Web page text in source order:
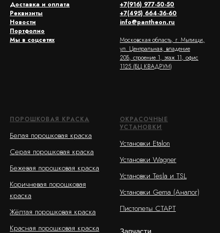
Доставка и оплата
Реквизиты
Новости
Портфолио
Мы в соцсетях
+7(916) 977-50-50
+7(495) 664-36-60
info@pantheon.ru
Московская область, г. Мытищи,
ул. Центральная, владение
20Б, строение 1, этаж 11, офис
1125 (БЦ КВАДРУМ)
ПОРОШКОВАЯ КРАСКА
Белая порошковая краска
Серая порошковая краска
Бежевая порошковая краска
Коричневая порошковая
краска
Жёлтая порошковая краска
Красная порошковая краска
ОКРАСОЧНЫЕ
УСТАНОВКИ
Установки Etalon
Установки Wagner
Установки Tesla и TSL
Установки Gema (Аналог)
Пистолеты СТАРТ